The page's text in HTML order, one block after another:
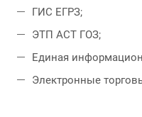
ГИС ЕГРЗ;
ЭТП АСТ ГОЗ;
Единая
Электронные